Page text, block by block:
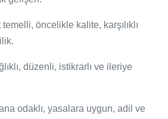
öncelikle kalite, karşılıklı
düzenli, istikrarlı ve ileriye
odaklı, yasalara uygun, adil ve